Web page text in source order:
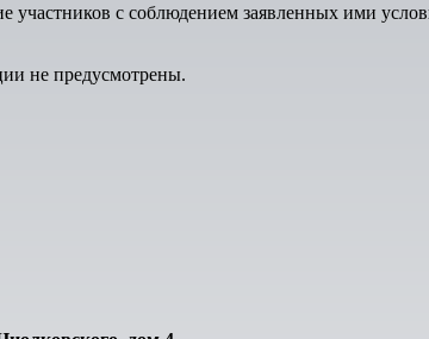
с соблюдением заявленных ими
не предусмотрены.